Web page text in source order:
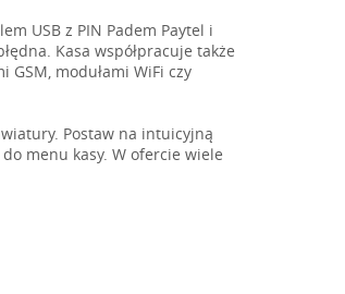
USB z PIN Padem Paytel i
Kasa współpracuje także
modułami WiFi czy
Postaw na intuicyjną
menu kasy. W ofercie wiele